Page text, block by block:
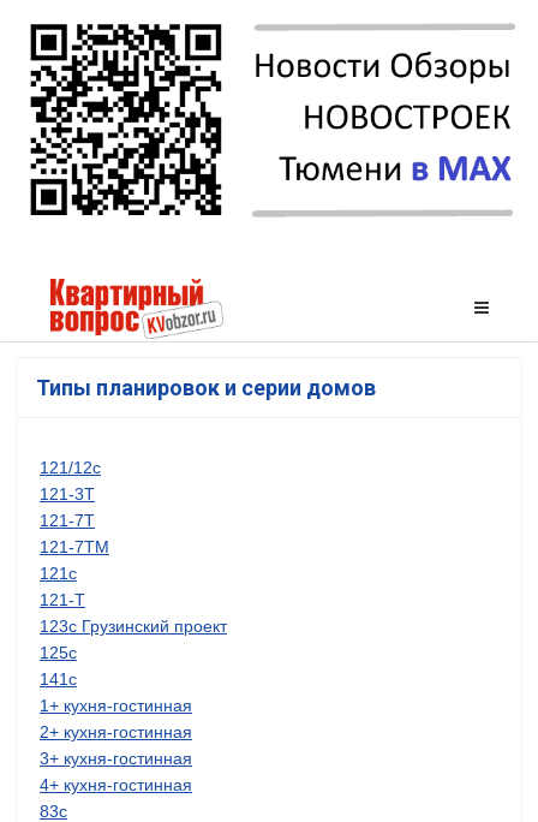
Типы планировок и серии домов
121/12с
121-3Т
121-7Т
121-7ТМ
121с
121-Т
123с Грузинский проект
125с
141с
1+ кухня-гостинная
2+ кухня-гостинная
3+ кухня-гостинная
4+ кухня-гостинная
83с